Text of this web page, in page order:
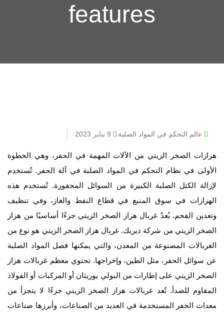
features
عالم التحكم في المواد الصلبة 9 يناير 2023
هزازات الصخر الزيتي من الآلات المهمة في الحفر، وهي الخطوة
الأولى في نظام التحكم في المواد الصلبة في آلة الحفر. تُستخدم
لإزالة الكتل الصلبة الكبيرة من السوائل المحفورة. تُستخدم هذه
الهزازات في سوق المنبع في قطاع النفط والغاز، وفي تنظيف
وتعدين الفحم. يُعدّ غربال هزاز الصخر الزيتي جزءًا أساسيًا من هزاز
الصخر الزيتي من شركة ديريك. غربال هزاز الصخر الزيتي هو نوع من
الغربالات المصنوعة من المعدن، والتي يمكنها فصل المواد الصلبة
عن سوائل الحفر، مثل الطين، وإخراجها. تحتوي معظم غربالات هزاز
الصخر الزيتي على إطارات من البولي يوريثان أو المركبات أو الفولاذ
المقاوم للصدأ. تُعد غربالات هزاز الصخر الزيتي جزءًا لا يتجزأ من
معدات الحفر المستخدمة في العديد من الصناعات، وأبرزها صناعات